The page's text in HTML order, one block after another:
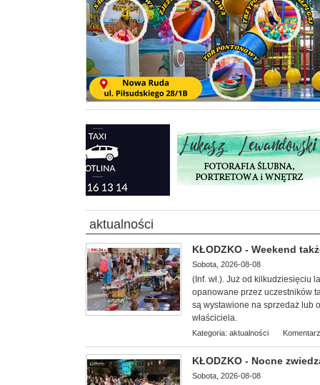
aktualności
KŁODZKO - Weekend
Sobota, 2026-08-08
(Inf. wł.). Już od kilkudziesięciu
opanowane przez uczestników
są wystawione na sprzedaż lub
właściciela.
Kategoria: aktualności
KŁODZKO - Nocne
Sobota, 2026-08-08